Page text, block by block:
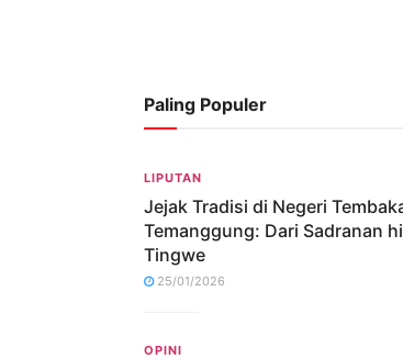
Paling Populer
LIPUTAN
Jejak Tradisi di Negeri
Temanggung: Dari Sadranan
Tingwe
25/01/2026
OPINI